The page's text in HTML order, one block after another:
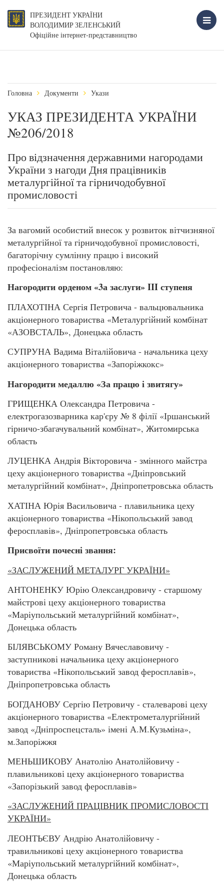
ПРЕЗИДЕНТ УКРАЇНИ
ВОЛОДИМИР ЗЕЛЕНСЬКИЙ
Офіційне інтернет-представництво
Головна Документи Укази
УКАЗ ПРЕЗИДЕНТА УКРАЇНИ
№206/2018
Про відзначення державними нагородами
України з нагоди Дня працівників
металургійної та гірничодобувної
промисловості
За вагомий особистий внесок у розвиток вітчизняної
металургійної та гірничодобувної промисловості,
багаторічну сумлінну працю і високий
професіоналізм постановляю:
Нагородити орденом «3а заслуги» III ступеня
ПЛАХОТІНА Сергія Петровича - вальцювальника
акціонерного товариства «Металургійний комбінат
«АЗОВСТАЛЬ», Донецька область
СУПРУНА Вадима Віталійовича - начальника цеху
акціонерного товариства «Запоріжкокс»
Нагородити медаллю «За працю і звитягу»
ГРИЩЕНКА Олександра Петровича -
електрогазозварника кар'єру № 8 філії «Іршанський
гірничо-збагачувальний комбінат», Житомирська
область
ЛУЦЕНКА Андрія Вікторовича - змінного майстра
цеху акціонерного товариства «Дніпровський
металургійний комбінат», Дніпропетровська область
ХАТІНА Юрія Васильовича - плавильника цеху
акціонерного товариства «Нікопольський завод
феросплавів», Дніпропетровська область
Присвоїти почесні звання:
«ЗАСЛУЖЕНИЙ МЕТАЛУРГ УКРАЇНИ»
АНТОНЕНКУ Юрію Олександровичу - старшому
майстрові цеху акціонерного товариства
«Маріупольський металургійний комбінат»,
Донецька область
БІЛЯВСЬКОМУ Роману Вячеславовичу -
заступникові начальника цеху акціонерного
товариства «Нікопольський завод феросплавів»,
Дніпропетровська область
БОГДАНОВУ Сергію Петровичу - сталеварові цеху
акціонерного товариства «Електрометалургійний
завод «Дніпроспецсталь» імені А.М.Кузьміна»,
м.Запоріжжя
МЕНЬШИКОВУ Анатолію Анатолійовичу -
плавильникові цеху акціонерного товариства
«Запорізький завод феросплавів»
«ЗАСЛУЖЕНИЙ ПРАЦІВНИК ПРОМИСЛОВОСТІ
УКРАЇНИ»
ЛЕОНТЬЄВУ Андрію Анатолійовичу -
травильникові цеху акціонерного товариства
«Маріупольський металургійний комбінат»,
Донецька область